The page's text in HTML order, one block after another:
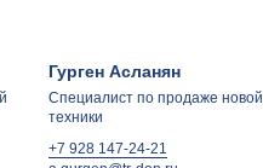
Гурген Асланян
Специалист по продаже новой
техники
+7 928 147-24-21